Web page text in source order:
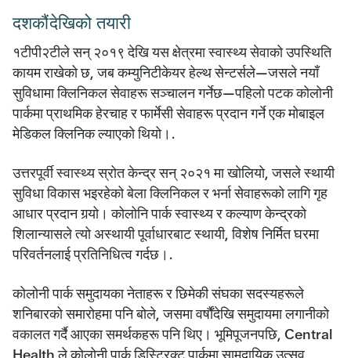
दशकौंदेखिको तयारी
१टीपी२टीले सन् २०१९ देखि यस क्षेत्रमा स्वास्थ्य सेवाको उपस्थिति
कायम राखेको छ, जब कम्युनिटीकेयर हेल्थ सेन्टर्सले—जसले नयाँ
सुविधामा क्लिनिकल सेवाहरू सञ्चालन गर्नेछ—पहिलो पटक कोलोनी
पार्कमा प्राथमिक हेरचाह र फार्मेसी सेवाहरू प्रदान गर्ने एक मोबाइल
मेडिकल क्लिनिक ल्याएको थियो।.
उत्तरपूर्वी स्वास्थ्य स्रोत केन्द्र सन् २०२१ मा खोलियो, जसले स्थायी
सुविधा विकास भइरहेको बेला क्लिनिकल र भर्ना सेवाहरूको लागि गृह
आधार प्रदान गर्‍यो। कोलोनि पार्क स्वास्थ्य र कल्याण केन्द्रको
शिलान्यासले त्यो अस्थायी पूर्वाधारबाट स्थायी, विशेष निर्मित घरमा
परिवर्तनलाई प्रतिनिधित्व गर्दछ।.
कोलोनी पार्क समुदायका नेताहरू र छिमेकी संघका सदस्यहरूले
शनिबारको समारोहमा पनि बोले, जसमा वर्षौंदेखि समुदायमा लगानीको
वकालत गर्दै आएका समर्थकहरू पनि थिए। भूमिपूजनपछि, Central
Health ले कोलोनी पार्क डिस्ट्रिक्ट पार्कमा सामुदायिक उत्सव